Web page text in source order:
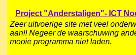
Project "Anderstaligen"- ICT
Zeer uitvoerige site met veel
aan!! Negeer de waarschuwing
mooie programma niet laden.